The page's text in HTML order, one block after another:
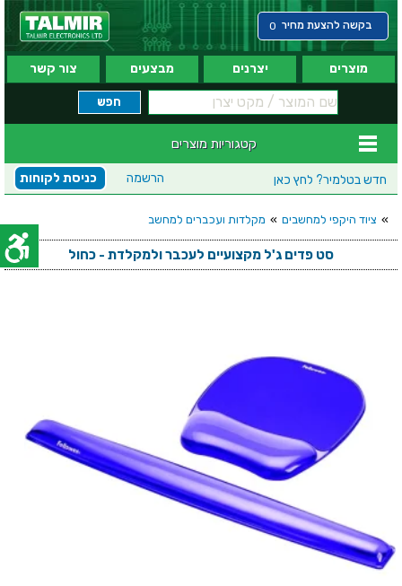
בקשה להצעת מחיר 0
מוצרים יצרנים מבצעים צור קשר
קטגוריות מוצרים
חדש בטלמיר? לחץ כאן כניסת לקוחות הרשמה
» ציוד היקפי למחשבים » מקלדות ועכברים למחשב
סט פדים ג'ל מקצועיים לעכבר ולמקלדת - כחול